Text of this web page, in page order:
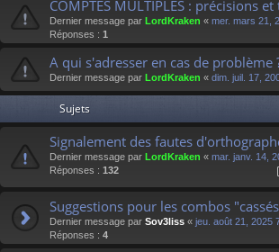
COMPTES MULTIPLES : précisions
Dernier message par LordKraken « mer. mars 21,
Réponses : 1
A qui s'adresser en cas de problème
Dernier message par LordKraken « dim. juil. 17,
Sujets
Signalement des fautes
Dernier message par LordKraken « mar. janv. 14,
Réponses : 132
Suggestions pour les combos
Dernier message par Sov3liss « jeu. août 21, 2025
Réponses : 4